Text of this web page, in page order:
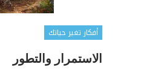
أفكار تغير حياتك
الاستمرار والتطور